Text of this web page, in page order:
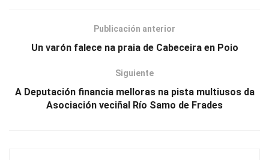
Publicación anterior
Un varón falece na praia de Cabeceira en Poio
Siguiente
A Deputación financia melloras na pista multiusos da
Asociación veciñal Río Samo de Frades